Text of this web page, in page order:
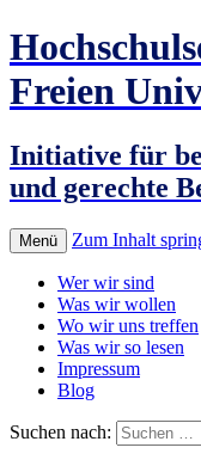
Freien
Initiative für
und gerechte
Menü Zum Inhalt
Wer wir sind
Was wir wollen
Wo wir uns treffen
Was wir so lesen
Impressum
Blog
Suchen nach: